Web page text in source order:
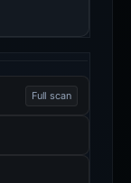
Full scan